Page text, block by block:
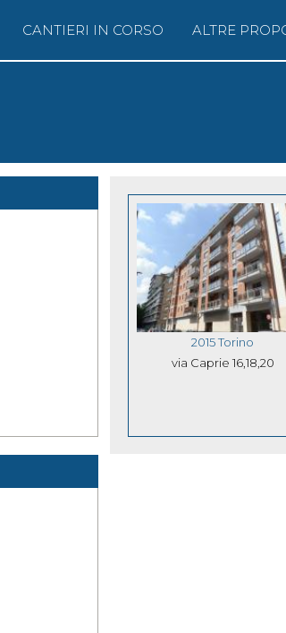
CANTIERI IN CORSO ALTRE
2015 Torino
via Caprie 16,18,20